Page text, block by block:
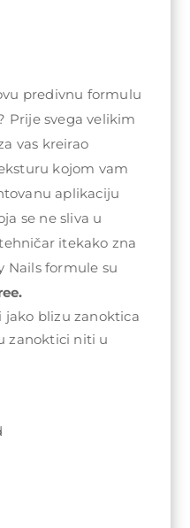
predivnu formulu
Prije svega velikim
vas kreirao
kojom vam
aplikaciju
se ne sliva u
itekako zna
Nails formule su
jako blizu zanoktica
zanoktici niti u